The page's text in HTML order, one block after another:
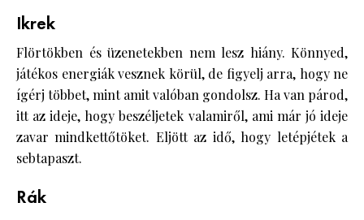
Ikrek
Flörtökben és üzenetekben nem lesz hiány. Könnyed,
játékos energiák vesznek körül, de figyelj arra, hogy ne
ígérj többet, mint amit valóban gondolsz. Ha van párod,
itt az ideje, hogy beszéljetek valamiről, ami már jó ideje
zavar mindkettőtöket. Eljött az idő, hogy letépjétek a
sebtapaszt.
Rák